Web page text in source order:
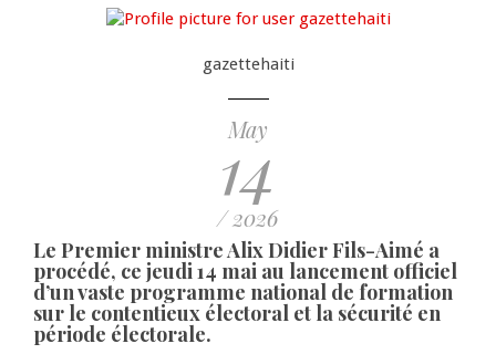
gazettehaiti
May
14
/ 2026
Le Premier ministre Alix Didier Fils-Aimé a
procédé, ce jeudi 14 mai au lancement officiel
d’un vaste programme national de formation
sur le contentieux électoral et la sécurité en
période électorale.